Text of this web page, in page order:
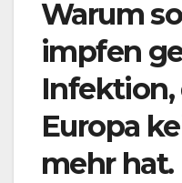
Warum
impfen
Infektion,
Europa
mehr hat.